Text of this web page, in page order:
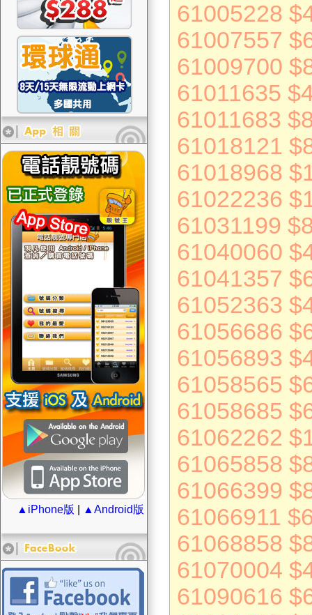
▲iPhone版 ▲Android版
61005228
61007557
61009700
61011635
61011683
61018121
61018968
61022236
61031199
61040060
61041357
61052363
61056686
61056893
61058565
61058685
61062262
61065858
61066399
61066911
61068858
61070004
61090616